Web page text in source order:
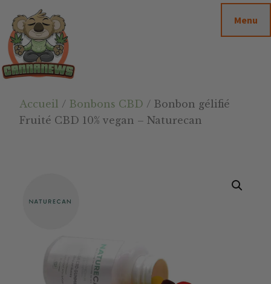
contenu
principal
barre
latérale
principale
footer
Cannanews.fr
Menu
Accueil / Bonbons CBD / Bonbon gélifié
Fruité CBD 10% vegan – Naturecan